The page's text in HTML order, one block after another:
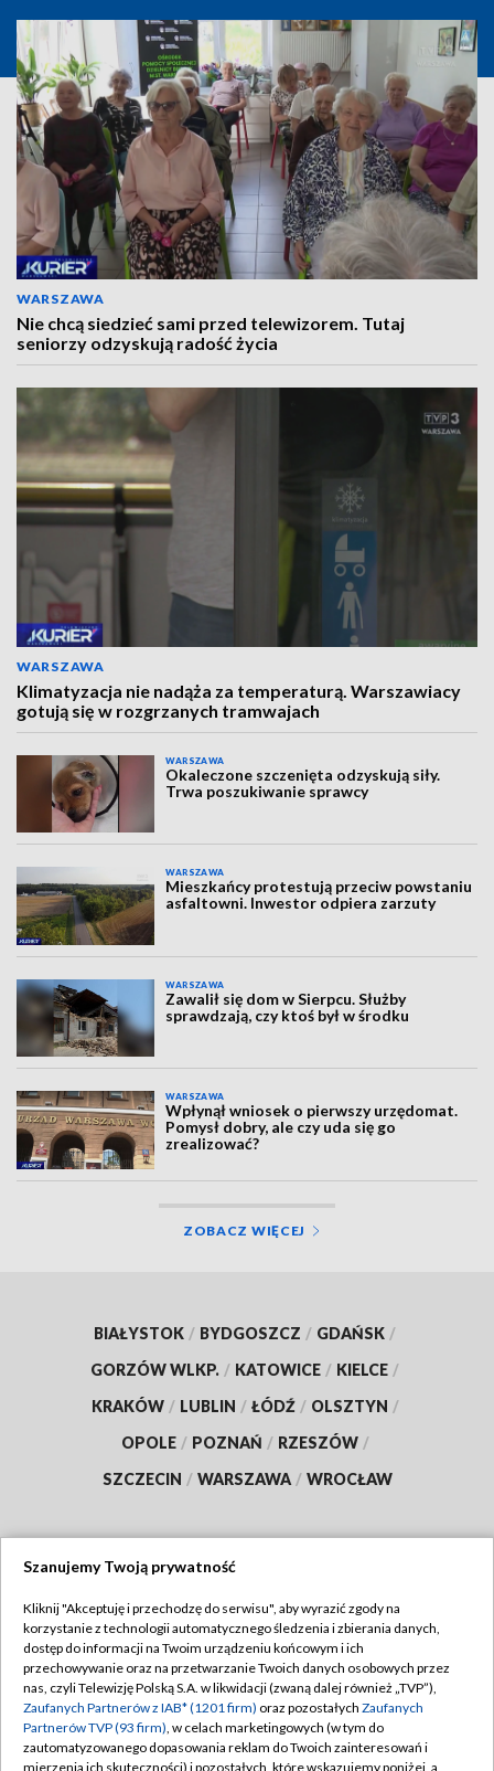
WARSZAWA
Nie chcą siedzieć sami przed telewizorem. Tutaj
seniorzy odzyskują radość życia
WARSZAWA
Klimatyzacja nie nadąża za temperaturą. Warszawiacy
gotują się w rozgrzanych tramwajach
WARSZAWA
Okaleczone szczenięta odzyskują siły.
Trwa poszukiwanie sprawcy
WARSZAWA
Mieszkańcy protestują przeciw powstaniu
asfaltowni. Inwestor odpiera zarzuty
WARSZAWA
Zawalił się dom w Sierpcu. Służby
sprawdzają, czy ktoś był w środku
WARSZAWA
Wpłynął wniosek o pierwszy urzędomat.
Pomysł dobry, ale czy uda się go
zrealizować?
ZOBACZ WIĘCEJ
BIAŁYSTOK / BYDGOSZCZ / GDAŃSK /
GORZÓW WLKP. / KATOWICE / KIELCE /
KRAKÓW / LUBLIN / ŁÓDŹ / OLSZTYN /
OPOLE / POZNAŃ / RZESZÓW /
SZCZECIN / WARSZAWA / WROCŁAW
TVP
Abonament TVP
Emisja w TVP
Centrum informacji TVP
Regulamin TVP
Polityka prywatności
Moje zgody
Szanujemy Twoją prywatność
Kliknij "Akceptuję i przechodzę do serwisu", aby wyrazić zgody na
korzystanie z technologii automatycznego śledzenia i zbierania danych,
dostęp do informacji na Twoim urządzeniu końcowym i ich
przechowywanie oraz na przetwarzanie Twoich danych osobowych przez
nas, czyli Telewizję Polską S.A. w likwidacji (zwaną dalej również „TVP”),
Zaufanych Partnerów z IAB* (1201 firm) oraz pozostałych Zaufanych
Partnerów TVP (93 firm), w celach marketingowych (w tym do
zautomatyzowanego dopasowania reklam do Twoich zainteresowań i
mierzenia ich skuteczności) i pozostałych, które wskazujemy poniżej, a